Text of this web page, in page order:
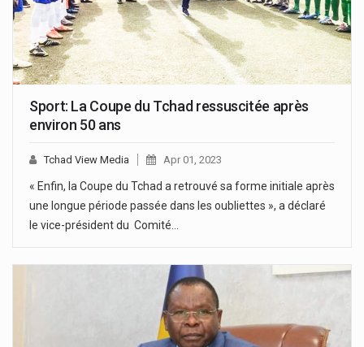
Sport: La Coupe du Tchad ressuscitée après
environ 50 ans
Tchad View Media Apr 01, 2023
« Enfin, la Coupe du Tchad a retrouvé sa forme initiale après
une longue période passée dans les oubliettes », a déclaré
le vice-président du Comité…